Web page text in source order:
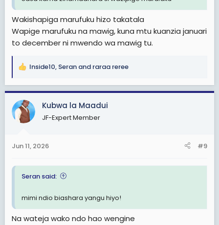
Wakishapiga marufuku hizo takatala
Wapige marufuku na mawig, kuna mtu kuanzia januari
to december ni mwendo wa mawig tu.
R
a
c
t
i
s
Inside10, Seran and raraa reree
Kubwa la Maadui
JF-Expert Member
Jun 11, 2026 #9
Seran said:
mimi ndio biashara yangu hiyo!
Na wateja wako ndo hao wengine